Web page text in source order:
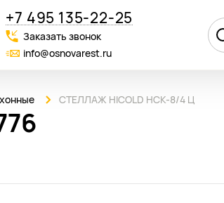
+7 495 135-22-25
Заказать звонок
info@osnovarest.ru
СТЕЛЛАЖ HICOLD НСК-8/4 Ц